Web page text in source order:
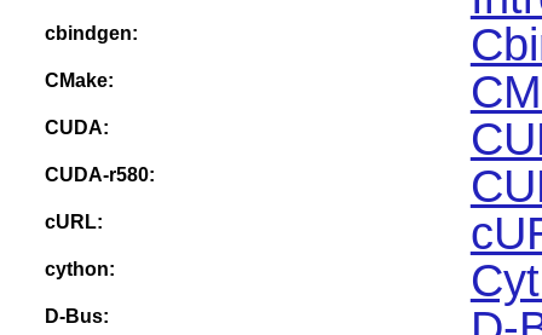
cbindgen:
CMake:
CUDA:
CUDA-r580:
cURL:
cython:
D-Bus: